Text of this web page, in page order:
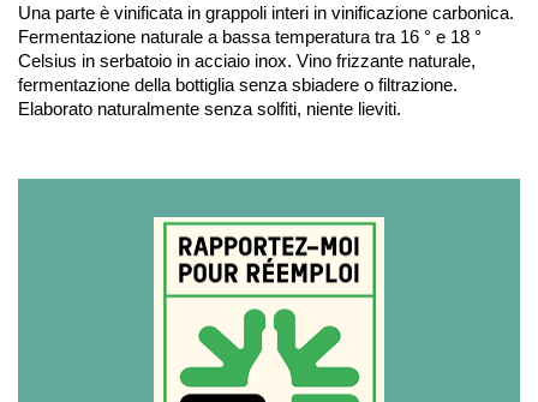
Una parte è vinificata in grappoli interi in vinificazione carbonica.
Fermentazione naturale a bassa temperatura tra 16 ° e 18 °
Celsius in serbatoio in acciaio inox. Vino frizzante naturale,
fermentazione della bottiglia senza sbiadere o filtrazione.
Elaborato naturalmente senza solfiti, niente lieviti.